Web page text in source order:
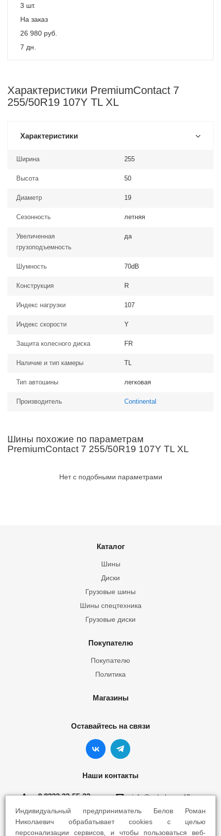
3 шт.
На заказ
26 980 руб.
7 дн.
Характеристики PremiumContact 7
255/50R19 107Y TL XL
Характеристики
Ширина 255
Высота 50
Диаметр 19
Сезонность летняя
Увеличенная
грузоподъемность
да
Шумность 70dB
Конструкция R
Индекс нагрузки 107
Индекс скорости Y
Защита колесного диска FR
Наличие и тип камеры TL
Тип автошины легковая
Производитель Continental
Шины похожие по параметрам
PremiumContact 7 255/50R19 107Y TL XL
Нет с подобными параметрами
Каталог
Шины
Грузовые шины
Шины спецтехника
Диски
Грузовые диски
Покупателю
Покупателю
Политика
Магазины
Оставайтесь на связи
Наши контакты
8 8332 22-55-22 info@yokohama43.ru
Киров, ул. Ломоносова 5Б
Индивидуальный предприниматель Белов Роман
Николаевич обрабатывает cookies с целью
персонализации сервисов, и чтобы пользоваться веб-